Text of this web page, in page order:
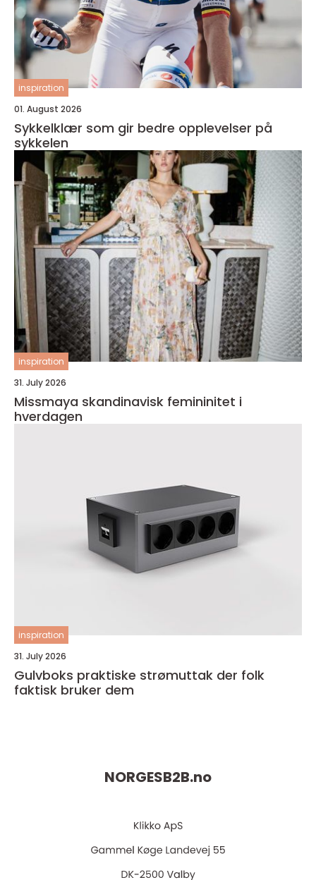
inspiration
01. August 2026
Sykkelklær som gir bedre opplevelser på
sykkelen
inspiration
31. July 2026
Missmaya skandinavisk femininitet i
hverdagen
inspiration
31. July 2026
Gulvboks praktiske strømuttak der folk
faktisk bruker dem
NORGESB2B.no